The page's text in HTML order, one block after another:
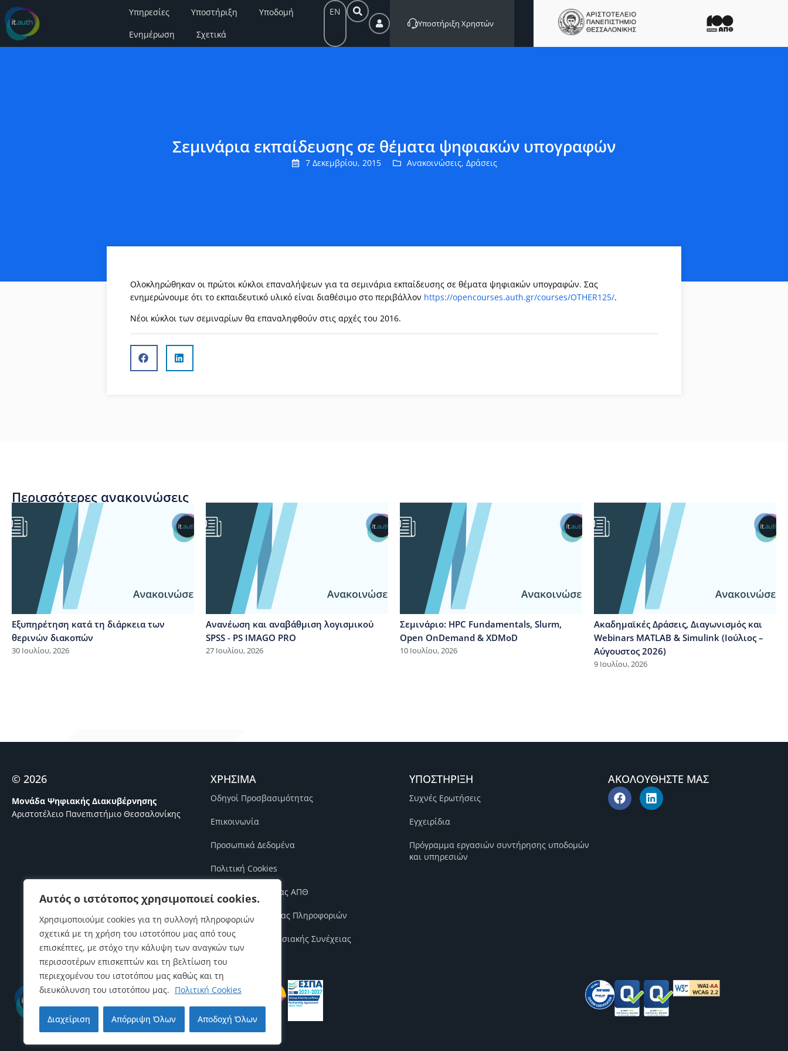
Αυτός ο ιστότοπος χρησιμοποιεί cookies.
Χρησιμοποιούμε cookies για τη συλλογή πληροφοριών
σχετικά με τη χρήση του ιστοτόπου μας από τους
επισκέπτες, με στόχο την κάλυψη των αναγκών των
περισσοτέρων επισκεπτών και τη βελτίωση του
περιεχομένου του ιστοτόπου μας καθώς και τη
διευκόλυνση του ιστοτόπου μας. Πολιτική Cookies
Διαχείριση Απόρριψη Όλων Αποδοχή Όλων
Υπηρεσίες Υποστήριξη
Υποδομή
Ενημέρωση
Σχετικά
EN
Υποστήριξη Χρηστών
Σεμινάρια εκπαίδευσης σε θέματα ψηφιακών υπογραφών
7 Δεκεμβρίου, 2015 Ανακοινώσεις, Δράσεις
Ολοκληρώθηκαν οι πρώτοι κύκλοι επαναλήψεων για τα σεμινάρια εκπαίδευσης σε θέματα ψηφιακών υπογραφών. Σας
ενημερώνουμε ότι το εκπαιδευτικό υλικό είναι διαθέσιμο στο περιβάλλον https://opencourses.auth.gr/courses/OTHER125/.
Νέοι κύκλοι των σεμιναρίων θα επαναληφθούν στις αρχές του 2016.
Περισσότερες ανακοινώσεις
Εξυπηρέτηση κατά τη διάρκεια των
θερινών διακοπών
30 Ιουλίου, 2026
Ανανέωση και αναβάθμιση λογισμικού
SPSS - PS IMAGO PRO
27 Ιουλίου, 2026
Σεμινάριο: HPC Fundamentals, Slurm,
Open OnDemand & XDMoD
10 Ιουλίου, 2026
Ακαδημαϊκές Δράσεις, Διαγωνισμός και
Webinars MATLAB & Simulink (Ιούλιος –
Αύγουστος 2026)
9 Ιουλίου, 2026
© 2026
Μονάδα Ψηφιακής Διακυβέρνησης
Αριστοτέλειο Πανεπιστήμιο Θεσσαλονίκης
ΧΡΗΣΙΜΑ
Οδηγοί Προσβασιμότητας
Επικοινωνία
Προσωπικά Δεδομένα
Πολιτική Cookies
Πολιτική Ποιότητας ΑΠΘ
Πολιτική Ασφάλειας Πληροφοριών
Πολιτική Επιχειρησιακής Συνέχειας
ΥΠΟΣΤΗΡΙΞΗ
Συχνές Ερωτήσεις
Εγχειρίδια
Πρόγραμμα εργασιών συντήρησης υποδομών
και υπηρεσιών
ΑΚΟΛΟΥΘΗΣΤΕ ΜΑΣ